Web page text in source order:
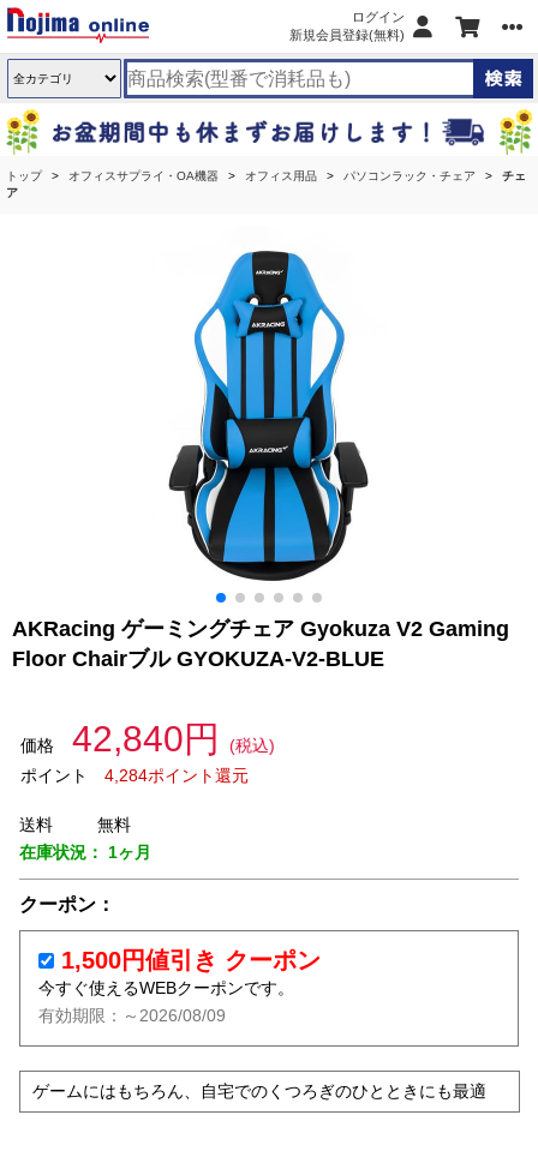
ログイン
新規会員登録(無料)
トップ オフィスサプライ・OA機器 オフィス用品 パソコンラック・チェア
チェ
ア
AKRacing ゲーミングチェア Gyokuza V2 Gaming
Floor Chairブル GYOKUZA-V2-BLUE
価格 42,840円
(税込)
ポイント
4,284ポイント還元
送料
無料
在庫状況： 1ヶ月
クーポン：
1,500円値引き クーポン
今すぐ使えるWEBクーポンです。
有効期限：～2026/08/09
ゲームにはもちろん、自宅でのくつろぎのひとときにも最適